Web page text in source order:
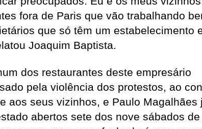
fora de Paris que vão trabalhando
que só têm um estabelecimento
Joaquim Baptista.
dos restaurantes deste empresário
pela violência dos protestos, ao
aos seus vizinhos, e Paulo Magalhães
abertos sete dos nove sábados de